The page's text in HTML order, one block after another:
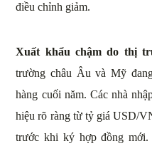
điều chỉnh giảm.
Xuất khẩu chậm do thị
trường châu Âu và Mỹ
hàng cuối năm. Các nhà
hiệu rõ ràng từ tỷ giá USD/
trước khi ký hợp đồng